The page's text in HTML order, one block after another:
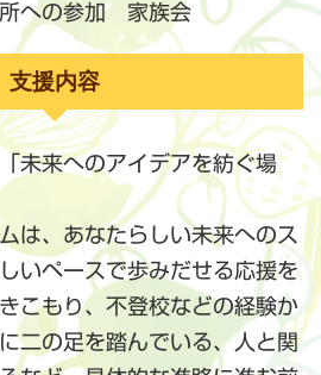
への参加 家族会
支援内容
未来へのアイデアを紡ぐ場
は、あなたらしい未来へのス
いペースで歩みだせる応援を
こもり、不登校などの経験か
二の足を踏んでいる、人と関